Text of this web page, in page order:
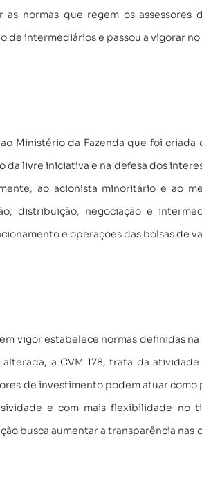
normas que regem os assessores
de intermediários e passou a vigorar no
Ministério da Fazenda que foi criada
livre iniciativa e na defesa dos
ao acionista minoritário e ao
distribuição, negociação e
e operações das bolsas de
vigor estabelece normas definidas
a CVM 178, trata da atividade
de investimento podem atuar
e com mais flexibilidade no
busca aumentar a transparência nas